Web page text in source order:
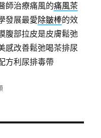
師治療痛風的痛風茶
發展最愛除皺棒的效
腹部拉皮是皮膚鬆弛
感改善鬆弛喝茶排尿
方利尿排毒帶